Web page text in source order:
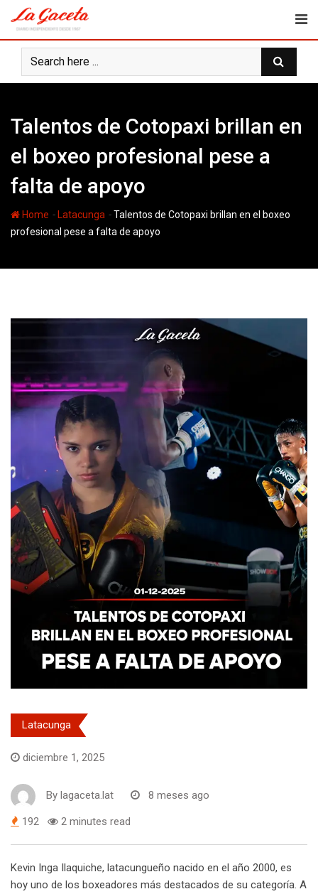
content
Talentos de Cotopaxi brillan en
el boxeo profesional pese a
falta de apoyo
Home - Latacunga -Talentos de Cotopaxi brillan en el boxeo
profesional pese a falta de apoyo
Latacunga
diciembre 1, 2025
By lagaceta.lat 8 meses ago
192 2 minutes read
Kevin Inga Ilaquiche, latacungueño nacido en el año 2000, es
hoy uno de los boxeadores más destacados de su categoría. A